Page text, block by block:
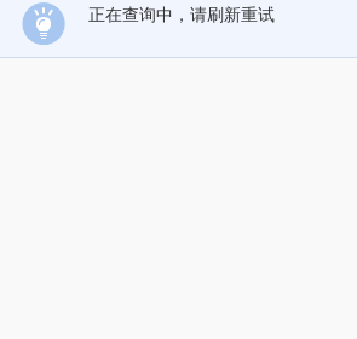
正在查询中，请刷新重试